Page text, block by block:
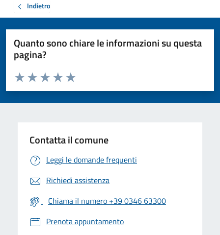
Indietro
Quanto sono chiare le informazioni su questa
pagina?
Valuta da 1 a 5 stelle la pagina
Valuta 5 stelle su 5
Valuta 4 stelle su 5
Valuta 3 stelle su 5
Valuta 2 stelle su 5
Valuta 1 stelle su 5
Contatta il comune
Leggi le domande frequenti
Richiedi assistenza
Chiama il numero +39 0346 63300
Prenota appuntamento